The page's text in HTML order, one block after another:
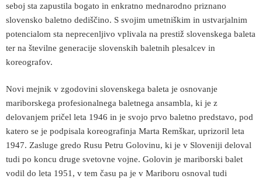
seboj sta zapustila bogato in enkratno mednarodno priznano
slovensko baletno dediščino. S svojim umetniškim in ustvarjalnim
potencialom sta neprecenljivo vplivala na prestiž slovenskega baleta
ter na številne generacije slovenskih baletnih plesalcev in
koreografov.
Novi mejnik v zgodovini slovenskega baleta je osnovanje
mariborskega profesionalnega baletnega ansambla, ki je z
delovanjem pričel leta 1946 in je svojo prvo baletno predstavo, pod
katero se je podpisala koreografinja Marta Remškar, uprizoril leta
1947. Zasluge gredo Rusu Petru Golovinu, ki je v Sloveniji deloval
tudi po koncu druge svetovne vojne. Golovin je mariborski balet
vodil do leta 1951, v tem času pa je v Mariboru osnoval tudi